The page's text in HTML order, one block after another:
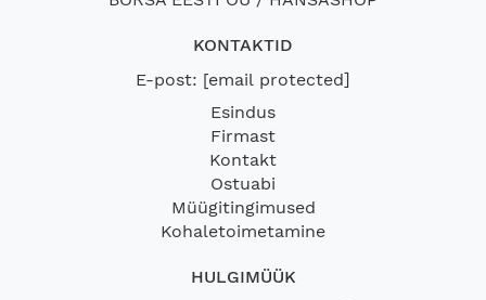
KONTAKTID
E-post: [email protected]
Esindus
Firmast
Kontakt
Ostuabi
Müügitingimused
Kohaletoimetamine
HULGIMÜÜK